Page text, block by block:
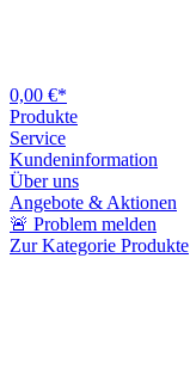
0,00 €*
Produkte
Service
Kundeninformation
Über uns
Angebote & Aktionen
🚨 Problem melden
Zur Kategorie Produkte